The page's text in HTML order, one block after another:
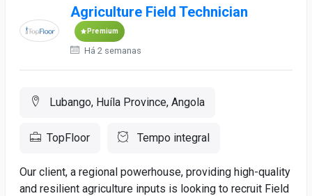
Agriculture Field Technician
Premium
Há 2 semanas
Lubango, Huíla Province, Angola
TopFloor Tempo integral
Our client, a regional powerhouse, providing high-quality
and resilient agriculture inputs is looking to recruit Field